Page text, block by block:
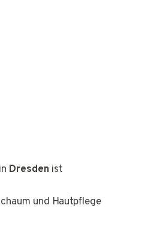
Dresden ist
und Hautpflege